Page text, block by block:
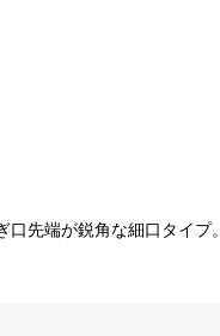
先端が鋭角な細口タイプ。